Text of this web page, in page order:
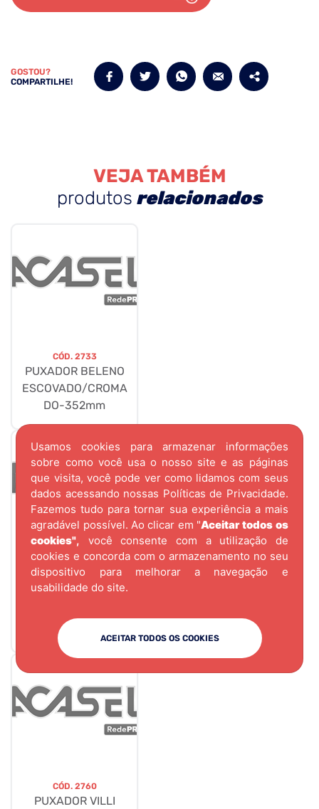
Usamos cookies para armazenar informações
sobre como você usa o nosso site e as páginas
que visita, você pode ver como lidamos com seus
dados acessando nossas Políticas de Privacidade.
Fazemos tudo para tornar sua experiência a mais
agradável possível. Ao clicar em "Aceitar todos os
cookies", você consente com a utilização de
cookies e concorda com o armazenamento no seu
dispositivo para melhorar a navegação e
usabilidade do site.
ACEITAR TODOS OS COOKIES
GOSTOU?
COMPARTILHE!
VEJA TAMBÉM
produtos relacionados
CÓD. 2733
PUXADOR BELENO
ESCOVADO/CROMA
DO-352mm
CÓD. 2444
SUPORTE P/PRAT
MAO FRANCESA
CROMADO
CÓD. 2760
PUXADOR VILLI